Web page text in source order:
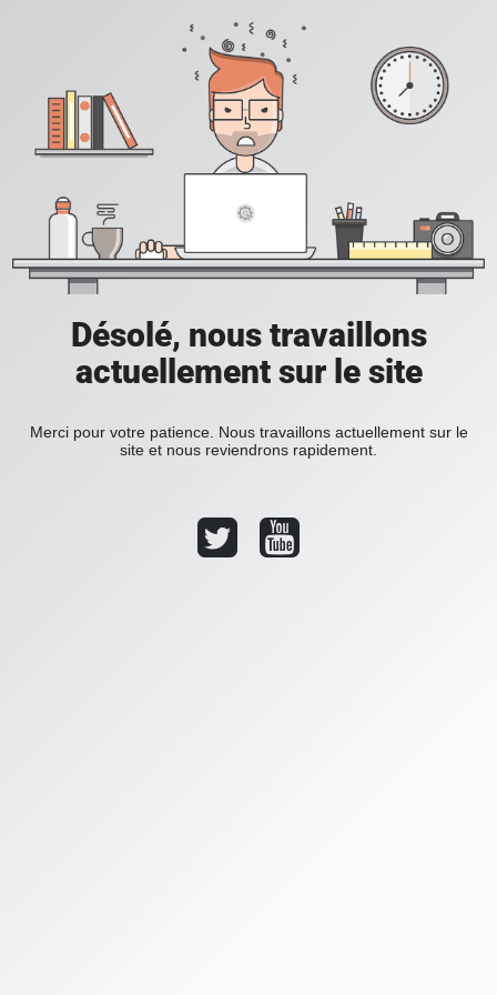
Désolé, nous travaillons
actuellement sur le site
Merci pour votre patience. Nous travaillons actuellement sur le
site et nous reviendrons rapidement.